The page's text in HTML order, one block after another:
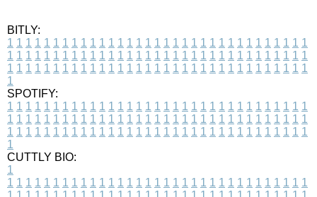
BITLY:
1 1 1 1 1 1 1 1 1 1 1 1 1 1 1 1 1 1 1 1 1 1 1 1 1 1 1 1 1 1 1 1 1
1 1 1 1 1 1 1 1 1 1 1 1 1 1 1 1 1 1 1 1 1 1 1 1 1 1 1 1 1 1 1 1 1
1 1 1 1 1 1 1 1 1 1 1 1 1 1 1 1 1 1 1 1 1 1 1 1 1 1 1 1 1 1 1 1 1
1
SPOTIFY:
1 1 1 1 1 1 1 1 1 1 1 1 1 1 1 1 1 1 1 1 1 1 1 1 1 1 1 1 1 1 1 1 1
1 1 1 1 1 1 1 1 1 1 1 1 1 1 1 1 1 1 1 1 1 1 1 1 1 1 1 1 1 1 1 1 1
1 1 1 1 1 1 1 1 1 1 1 1 1 1 1 1 1 1 1 1 1 1 1 1 1 1 1 1 1 1 1 1 1
1
CUTTLY BIO:
1
1 1 1 1 1 1 1 1 1 1 1 1 1 1 1 1 1 1 1 1 1 1 1 1 1 1 1 1 1 1 1 1 1